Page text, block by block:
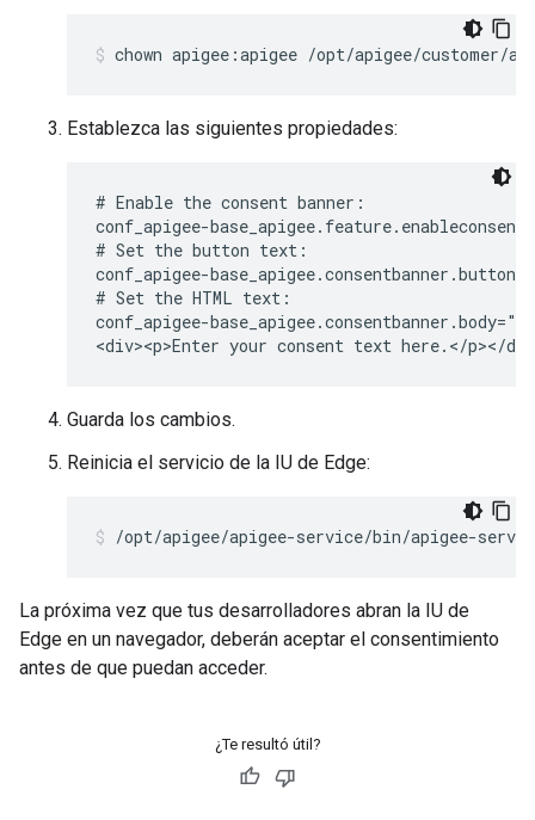
chown apigee:apigee /opt/apigee/customer/
Establezca las siguientes propiedades:
# Enable the consent banner:
conf_apigee-
# Set the button text:
conf_apigee-
# Set the HTML text:
conf_apigee-
<div><p>Enter your consent text here.</p></
Guarda los cambios.
Reinicia el servicio de la IU de Edge:
/opt/apigee/apigee-service/bin/apigee-
La próxima vez que tus desarrolladores abran la IU de
Edge en un navegador, deberán aceptar el consentimiento
antes de que puedan acceder.
¿Te resultó útil?